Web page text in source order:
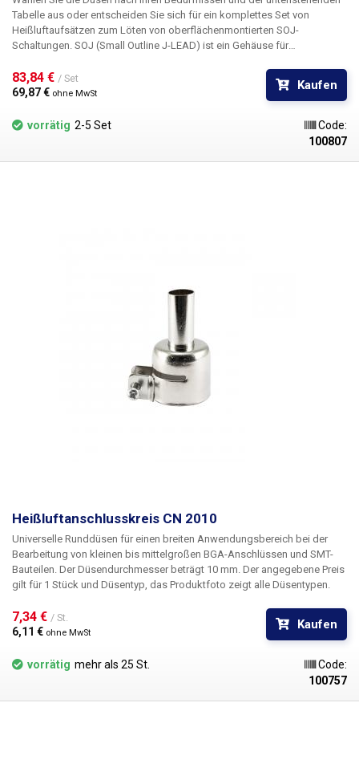
Tabelle aus oder entscheiden Sie sich für ein komplettes Set von
Heißluftaufsätzen zum Löten von oberflächenmontierten SOJ-
Schaltungen. SOJ (Small Outline J-LEAD) ist ein Gehäuse für
Abstand der Stifte beträgt 1,27 mm. An den beiden längeren Seiten der
Schaltung sind die Kontakte gebogen, damit sie auf die Leiterplatte
83,84 € / Set
69,87 € ohne MwSt
Kaufen
vorrätig 2-5 Set
Code:
100807
Heißluftanschlusskreis CN 2010
Universelle Runddüsen für einen breiten Anwendungsbereich bei der
Bearbeitung von kleinen bis mittelgroßen BGA-Anschlüssen und SMT-
Bauteilen. Der Düsendurchmesser beträgt 10 mm. Der angegebene Preis
gilt für 1 Stück und Düsentyp, das Produktfoto zeigt alle Düsentypen.
7,34 € / St.
6,11 € ohne MwSt
Kaufen
vorrätig mehr als 25 St.
Code:
100757